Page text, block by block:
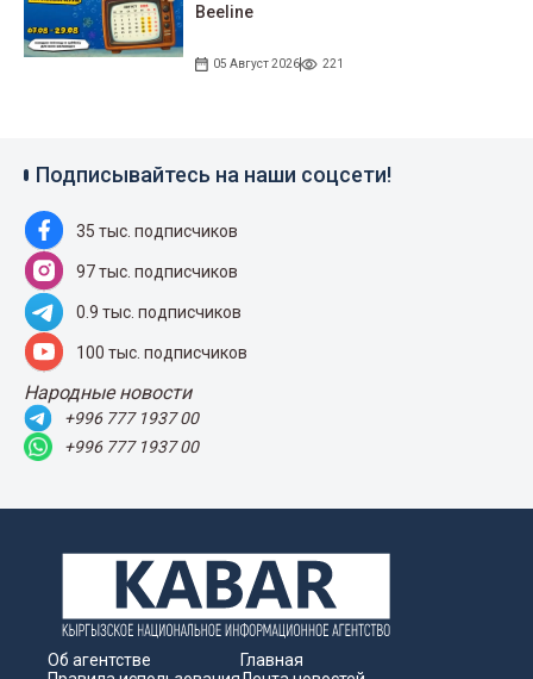
Beeline
05 Август 2026 221
Подписывайтесь на наши соцсети!
35 тыс. подписчиков
97 тыс. подписчиков
0.9 тыс. подписчиков
100 тыс. подписчиков
Народные новости
+996 777 1937 00
+996 777 1937 00
Об агентстве
Главная